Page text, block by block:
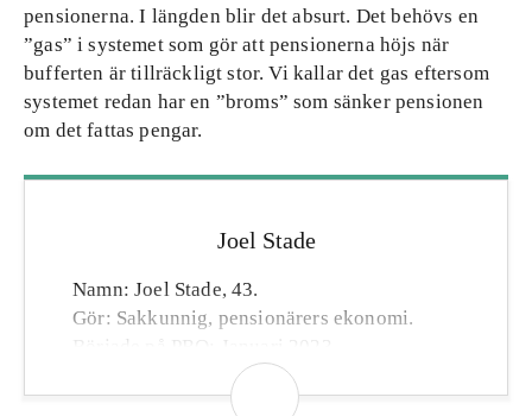
pensionerna. I längden blir det absurt. Det behövs en
”gas” i systemet som gör att pensionerna höjs när
bufferten är tillräckligt stor. Vi kallar det gas eftersom
systemet redan har en ”broms” som sänker pensionen
om det fattas pengar.
Joel Stade
Namn: Joel Stade, 43.
Gör: Sakkunnig, pensionärers ekonomi.
Började på PRO: Januari 2023.
Bakgrund: Kommunikationskonsult,
Svenska kyrkans nationella kansli,